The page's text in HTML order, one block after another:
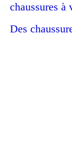
chaussures à
Des